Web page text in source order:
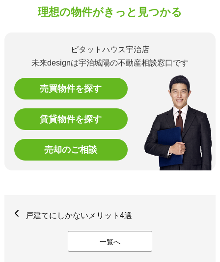
理想の物件がきっと見つかる
ピタットハウス宇治店
未来designは宇治城陽の不動産相談窓口です
売買物件を探す
賃貸物件を探す
売却のご相談
戸建てにしかないメリット4選
一覧へ